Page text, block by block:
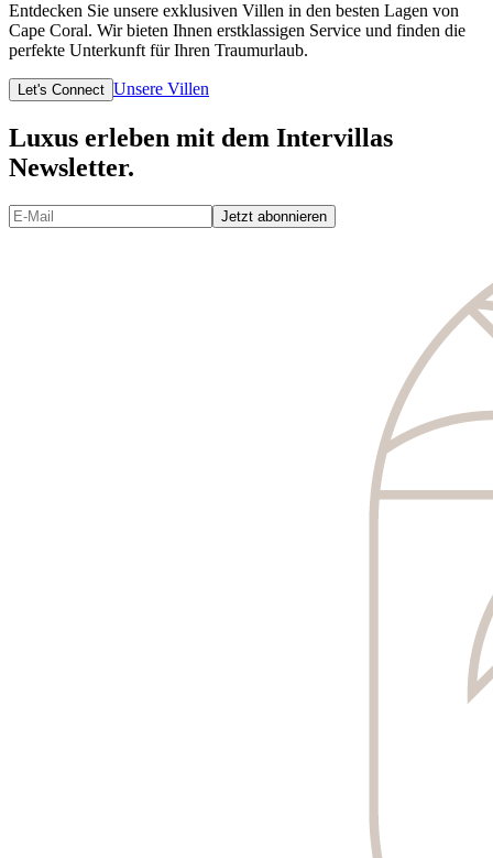
Entdecken Sie unsere exklusiven Villen in den besten Lagen von
Cape Coral. Wir bieten Ihnen erstklassigen Service und finden die
perfekte Unterkunft für Ihren Traumurlaub.
Let's Connect Unsere Villen
Luxus erleben mit dem Intervillas
Newsletter.
Jetzt abonnieren